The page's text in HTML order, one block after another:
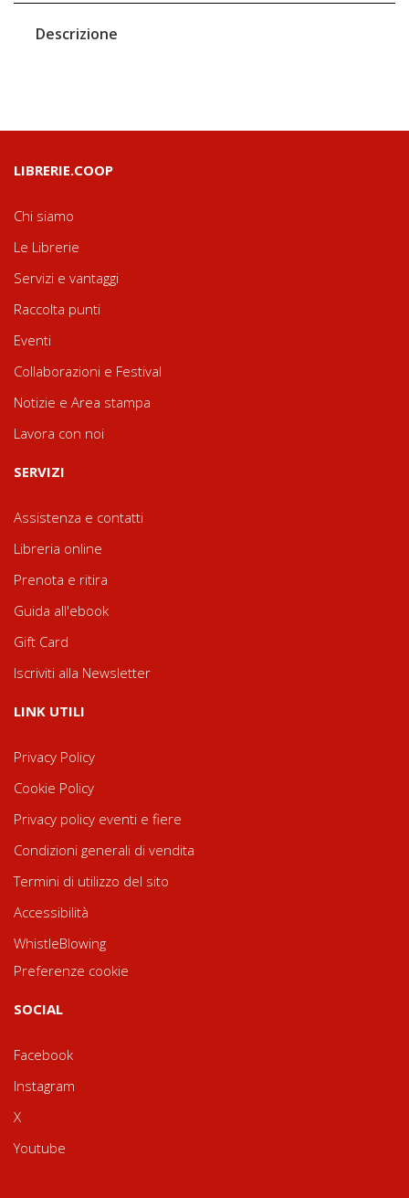
Descrizione
LIBRERIE.COOP
Chi siamo
Le Librerie
Servizi e vantaggi
Raccolta punti
Eventi
Collaborazioni e Festival
Notizie e Area stampa
Lavora con noi
SERVIZI
Assistenza e contatti
Libreria online
Prenota e ritira
Guida all'ebook
Gift Card
Iscriviti alla Newsletter
LINK UTILI
Privacy Policy
Cookie Policy
Privacy policy eventi e fiere
Condizioni generali di vendita
Termini di utilizzo del sito
Accessibilità
WhistleBlowing
Preferenze cookie
SOCIAL
Facebook
Instagram
X
Youtube